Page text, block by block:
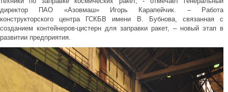
директор ПАО «Азовмаш» Игорь Карапейчик. – Работа
конструкторского центра ГСКБВ имени В. Бубнова, связанная с
созданием контейнеров-цистерн для заправки ракет, – новый этап в
развитии предприятия.